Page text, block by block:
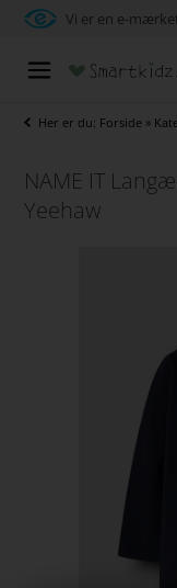
Vi er en e-
Her er du: Forside »
NAME IT
Yeehaw